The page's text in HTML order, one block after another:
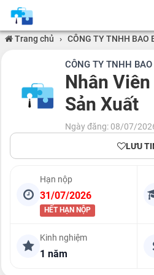
Trang chủ › CÔNG TY TNHH BAO
CÔNG TY TNHH
Nhân
Sản Xuất
Ngày đăng: 08/07/
LƯU
Hạn nộp
31/07/2026
HẾT HẠN NỘP
Kinh nghiệm
1 năm